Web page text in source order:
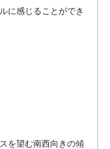
に感じることができ
を望む南西向きの傾